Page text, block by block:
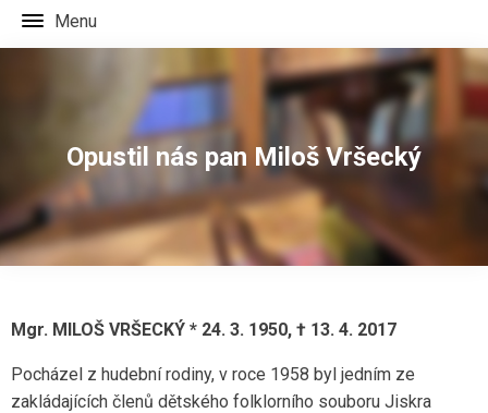
Menu
Opustil nás pan Miloš Vršecký
Mgr. MILOŠ VRŠECKÝ * 24. 3. 1950, † 13. 4. 2017
Pocházel z hudební rodiny, v roce 1958 byl jedním ze
zakládajících členů dětského folklorního souboru Jiskra